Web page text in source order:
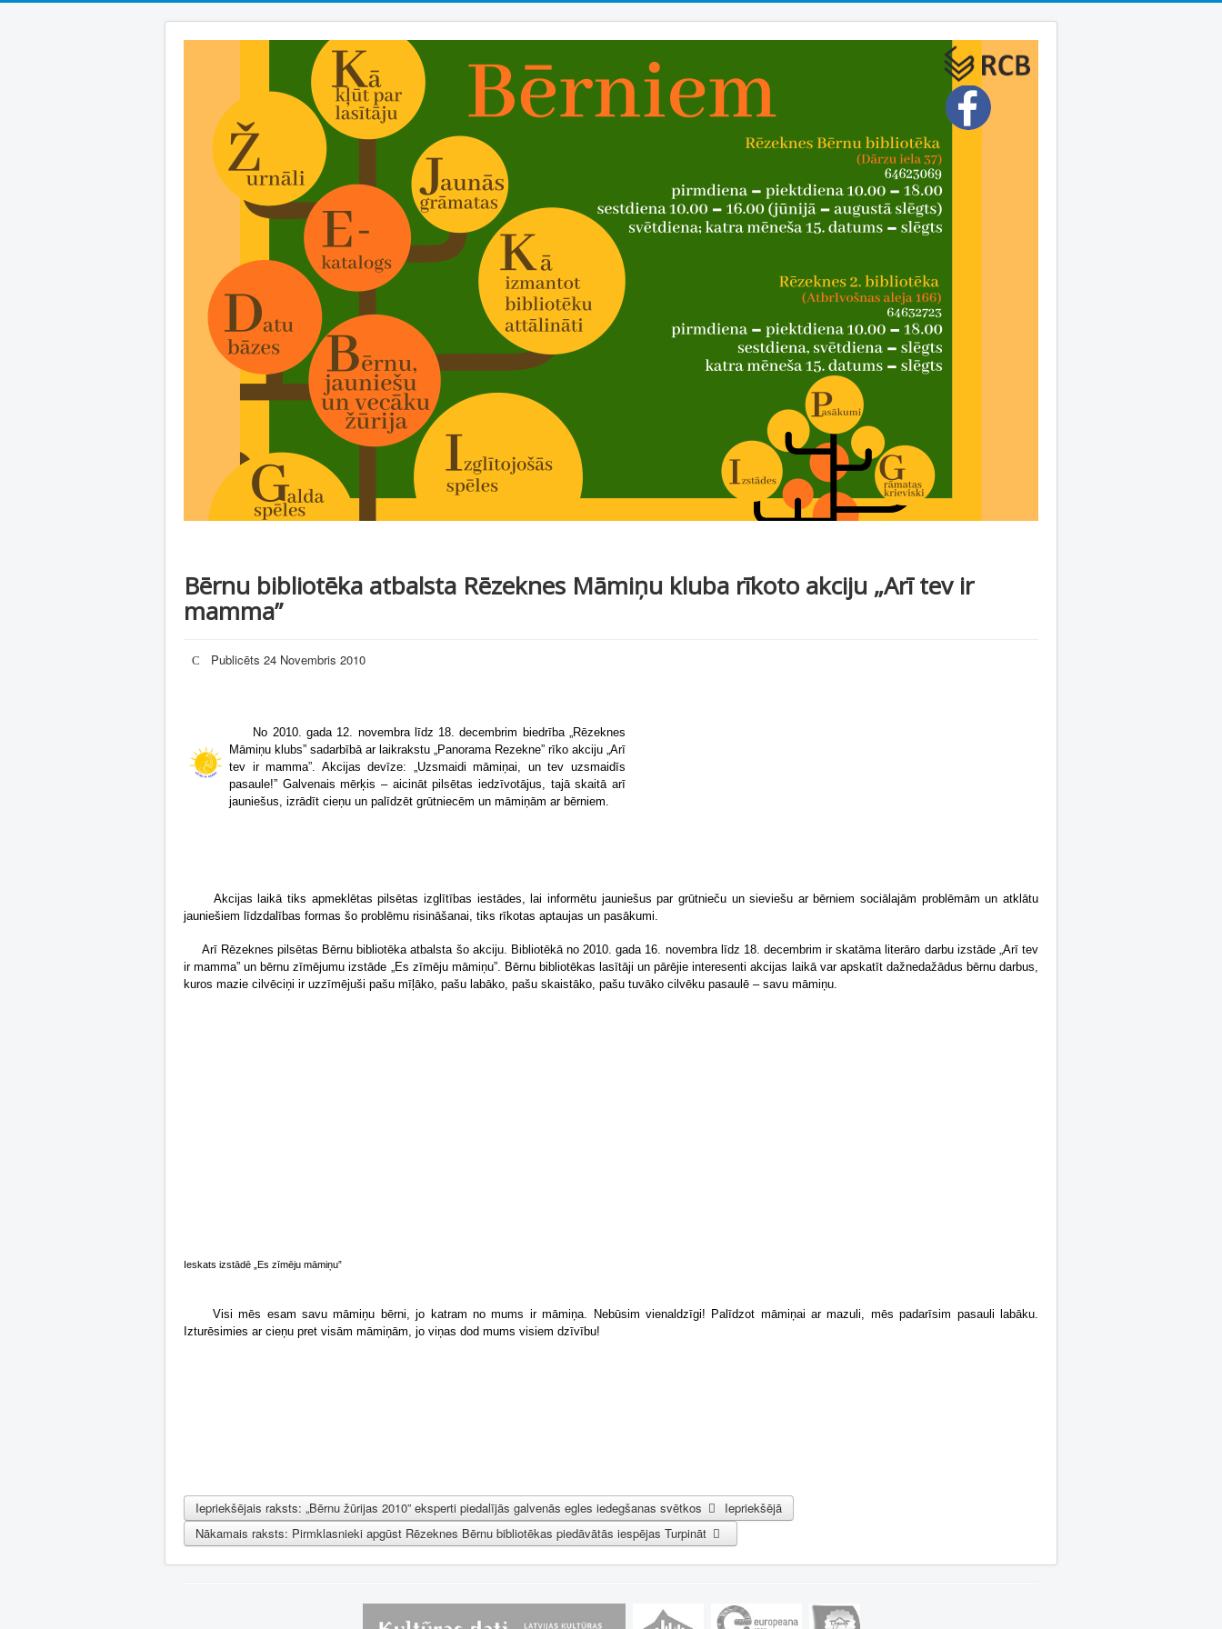
Bērnu bibliotēka atbalsta Rēzeknes Māmiņu kluba rīkoto akciju „Arī tev ir
mamma”
Publicēts 24 Novembris 2010
No 2010. gada 12. novembra līdz 18. decembrim biedrība „Rēzeknes
Māmiņu klubs” sadarbībā ar laikrakstu „Panorama Rezekne” rīko akciju „Arī
tev ir mamma”. Akcijas devīze: „Uzsmaidi māmiņai, un tev uzsmaidīs
pasaule!” Galvenais mērķis – aicināt pilsētas iedzīvotājus, tajā skaitā arī
jauniešus, izrādīt cieņu un palīdzēt grūtniecēm un māmiņām ar bērniem.
Akcijas laikā tiks apmeklētas pilsētas izglītības iestādes, lai informētu jauniešus par grūtnieču un sieviešu ar bērniem sociālajām problēmām un atklātu
jauniešiem līdzdalības formas šo problēmu risināšanai, tiks rīkotas aptaujas un pasākumi.
Arī Rēzeknes pilsētas Bērnu bibliotēka atbalsta šo akciju. Bibliotēkā no 2010. gada 16. novembra līdz 18. decembrim ir skatāma literāro darbu izstāde „Arī tev
ir mamma” un bērnu zīmējumu izstāde „Es zīmēju māmiņu”. Bērnu bibliotēkas lasītāji un pārējie interesenti akcijas laikā var apskatīt dažnedažādus bērnu darbus,
kuros mazie cilvēciņi ir uzzīmējuši pašu mīļāko, pašu labāko, pašu skaistāko, pašu tuvāko cilvēku pasaulē – savu māmiņu.
Ieskats izstādē „Es zīmēju māmiņu”
Visi mēs esam savu māmiņu bērni, jo katram no mums ir māmiņa. Nebūsim vienaldzīgi! Palīdzot māmiņai ar mazuli, mēs padarīsim pasauli labāku.
Izturēsimies ar cieņu pret visām māmiņām, jo viņas dod mums visiem dzīvību!
Iepriekšējais raksts: „Bērnu žūrijas 2010” eksperti piedalījās galvenās egles iedegšanas svētkos
Iepriekšējā
Nākamais raksts: Pirmklasnieki apgūst Rēzeknes Bērnu bibliotēkas piedāvātās iespējas Turpināt